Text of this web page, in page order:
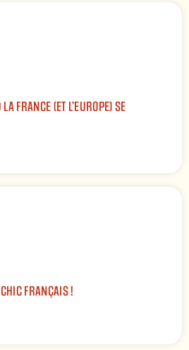
FRANCE (ET L’EUROPE) SE
FRANÇAIS !